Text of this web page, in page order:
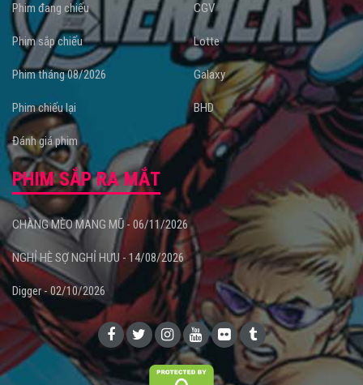
Phim đang chiếu
Phim sắp chiếu
Phim tháng 08/2026
Phim chiếu lại
Đánh giá phim
CGV
Lotte
Galaxy
BHD
PHIM SẮP RA MẮT
CHÀNG MÈO MANG MŨ - 06/11/2026
NGHỈ HÈ SỢ NGHỈ HƯU - 14/08/2026
Digger - 02/10/2026